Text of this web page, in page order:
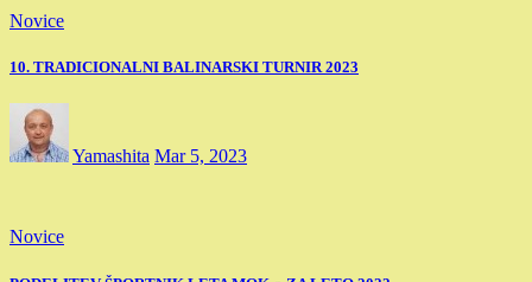
Novice
10. TRADICIONALNI BALINARSKI TURNIR 2023
Yamashita Mar 5, 2023
Novice